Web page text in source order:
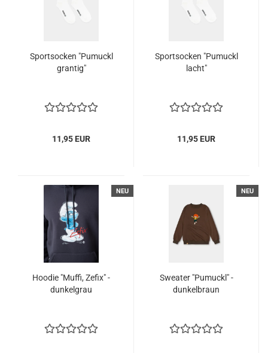
Sportsocken "Pumuckl
grantig"
11,95 EUR
Sportsocken "Pumuckl
lacht"
11,95 EUR
NEU
Hoodie "Muffi, Zefix" -
dunkelgrau
NEU
Sweater "Pumuckl" -
dunkelbraun